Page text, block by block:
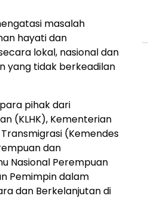
masalah
hayati dan
lokal, nasional dan
yang tidak berkeadilan
pihak dari
(KLHK), Kementerian
(Kemendes
dan
Nasional Perempuan
Pemimpin dalam
dan Berkelanjutan di